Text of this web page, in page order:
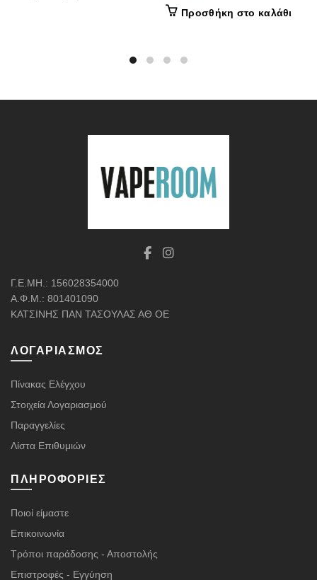
Προσθήκη στο καλάθι
Γ.Ε.ΜΗ.: 156028354000
Α.Φ.Μ.: 801401090
ΚΑΤΣΙΝΗΣ ΠΑΝ ΤΑΣΟΥΛΑΣ ΑΘ ΟΕ
ΛΟΓΑΡΙΑΣΜΌΣ
Πίνακας Ελέγχου
Στοιχεία Λογαριασμού
Παραγγελίες
Λίστα Επιθυμιών
ΠΛΗΡΟΦΟΡΊΕΣ
Ποιοί είμαστε
Επικοινωνία
Τρόποι παράδοσης - Αποστολής
Επιστροφές - Εγγύηση